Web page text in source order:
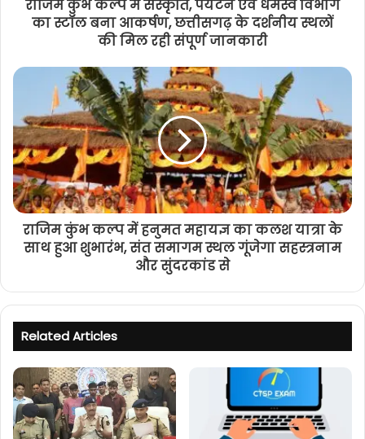
राजिम कुंभ कल्प में संस्कृति, पर्यटन एवं धर्मस्व विभाग
का स्टॉल बना आकर्षण, छत्तीसगढ़ के दर्शनीय स्थलों
की मिल रही संपूर्ण जानकारी
राजिम कुंभ कल्प में हनुमत महायज्ञ का कलश यात्रा के
साथ हुआ शुभारंभ, संत समागम स्थल गूंजेगा सहस्त्रनाम
और सुंदरकांड से
Related Articles